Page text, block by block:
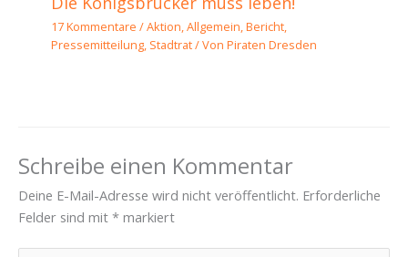
17 Kommentare /Aktion ,Allgemein ,Bericht
Pressemitteilung Stadtrat/ VonPiraten Dresden
Schreibe einen Kommentar
Deine E-Mail-Adresse wird nicht veröffentlicht. Erforderliche
Felder sind mit * markiert